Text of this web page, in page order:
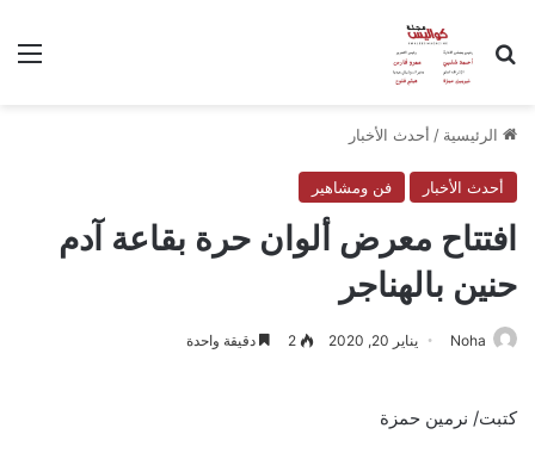
بحث عن
الرئيسية / أحدث الأخبار
أحدث الأخبار فن ومشاهير
افتتاح معرض ألوان حرة بقاعة آدم
حنين بالهناجر
Noha يناير 20, 2020 2 دقيقة واحدة
كتبت/ نرمين حمزة